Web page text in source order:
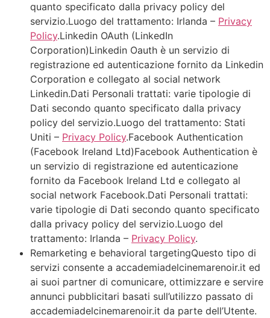
quanto specificato dalla privacy policy del
servizio.Luogo del trattamento: Irlanda – Privacy
Policy.Linkedin OAuth (LinkedIn
Corporation)Linkedin Oauth è un servizio di
registrazione ed autenticazione fornito da Linkedin
Corporation e collegato al social network
Linkedin.Dati Personali trattati: varie tipologie di
Dati secondo quanto specificato dalla privacy
policy del servizio.Luogo del trattamento: Stati
Uniti – Privacy Policy.Facebook Authentication
(Facebook Ireland Ltd)Facebook Authentication è
un servizio di registrazione ed autenticazione
fornito da Facebook Ireland Ltd e collegato al
social network Facebook.Dati Personali trattati:
varie tipologie di Dati secondo quanto specificato
dalla privacy policy del servizio.Luogo del
trattamento: Irlanda – Privacy Policy.
Remarketing e behavioral targetingQuesto tipo di
servizi consente a accademiadelcinemarenoir.it ed
ai suoi partner di comunicare, ottimizzare e servire
annunci pubblicitari basati sull’utilizzo passato di
accademiadelcinemarenoir.it da parte dell’Utente.